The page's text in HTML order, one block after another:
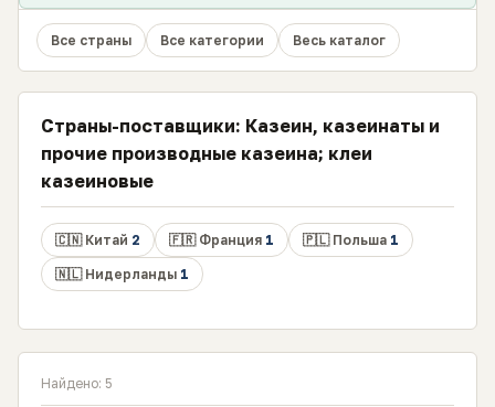
Все страны Все категории Весь каталог
Страны-поставщики: Казеин, казеинаты и
прочие производные казеина; клеи
казеиновые
🇨🇳 Китай 2 🇫🇷 Франция 1 🇵🇱 Польша 1
🇳🇱 Нидерланды 1
Найдено: 5